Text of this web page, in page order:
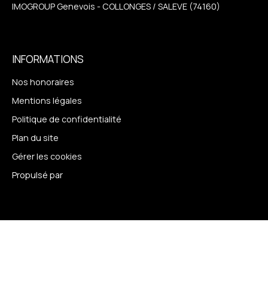
IMOGROUP Genevois - COLLONGES / SALEVE (74160)
INFORMATIONS
Nos honoraires
Mentions légales
Politique de confidentialité
Plan du site
Gérer les cookies
Propulsé par